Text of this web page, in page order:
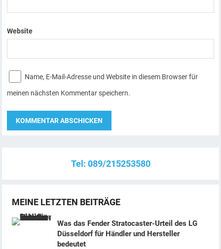
Website
Name, E-Mail-Adresse und Website in diesem Browser für
meinen nächsten Kommentar speichern.
Tel: 089/215253580
MEINE LETZTEN BEITRÄGE
Was das Fender Stratocaster-Urteil des LG
Düsseldorf für Händler und Hersteller
bedeutet